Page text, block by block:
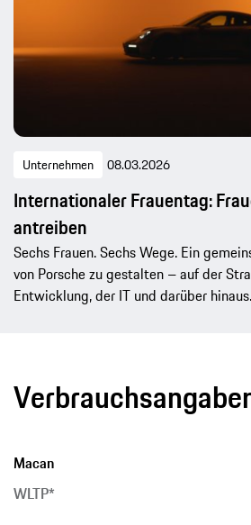
Unternehmen 08.03.2026
Internationaler Frauentag:
antreiben
Sechs Frauen. Sechs Wege. Ein
von Porsche zu gestalten – auf der
Entwicklung, der IT und darüber hinaus.
Macan
WLTP*